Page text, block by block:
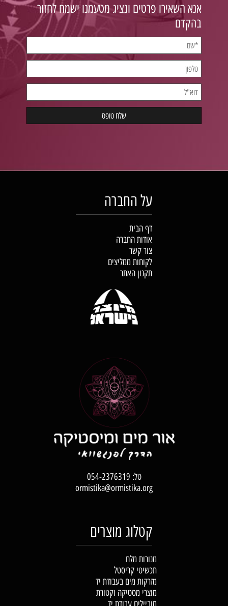
אנא השאירו פרטים ונציג מטעמנו ישמח לחזור
בהקדם
על החברה
דף הבית
אודות החברה
צור קשר
לקוחות ממליצים
תקנון האתר
טל: 054-2376319
ormistika@ormistika.org
קטלוג מוצרים
מנורות מלח
תכשיטי קריסטל
מזרקות מים בעבודת יד
מוצרי מסטיקה וקטורת